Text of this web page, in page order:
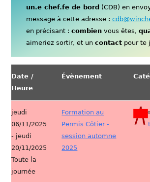
un.e chef.fe de bord (CDB) en
message à cette adresse :
en précisant :combien vous êtes,
aimeriez sortir, et uncontact pour te
Date /
Heure
Évènement
jeudi
06/11/2025
- jeudi
20/11/2025
Toute la
journée
Formation au
Permis Côtier -
session automne
2025